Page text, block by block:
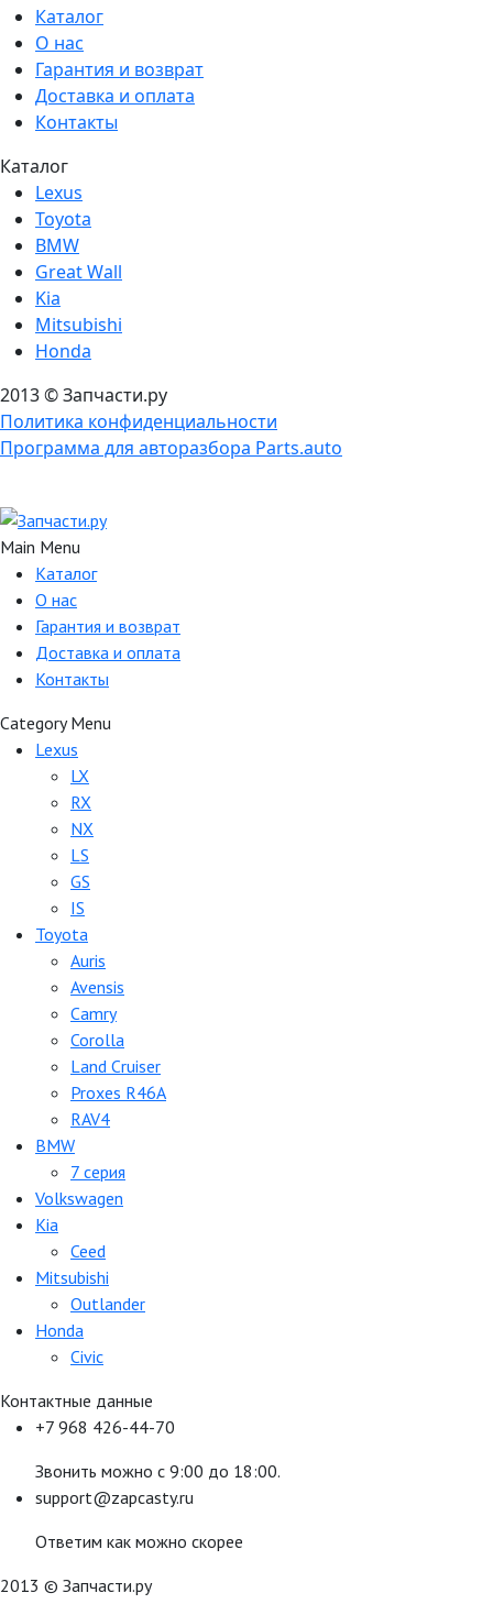
Каталог
О нас
Гарантия и возврат
Доставка и оплата
Контакты
Каталог
Lexus
Toyota
BMW
Great Wall
Kia
Mitsubishi
Honda
2013 © Запчасти.ру
Политика конфиденциальности
Программа для авторазбора Parts.auto
Main Menu
Каталог
О нас
Гарантия и возврат
Доставка и оплата
Контакты
Category Menu
Lexus
LX
RX
NX
LS
GS
IS
Toyota
Auris
Avensis
Camry
Corolla
Land Cruiser
Proxes R46A
RAV4
BMW
7 серия
Volkswagen
Kia
Ceed
Mitsubishi
Outlander
Honda
Civic
Контактные данные
+7 968 426-44-70
Звонить можно с 9:00 до 18:00.
support@zapcasty.ru
Ответим как можно скорее
2013 © Запчасти.ру